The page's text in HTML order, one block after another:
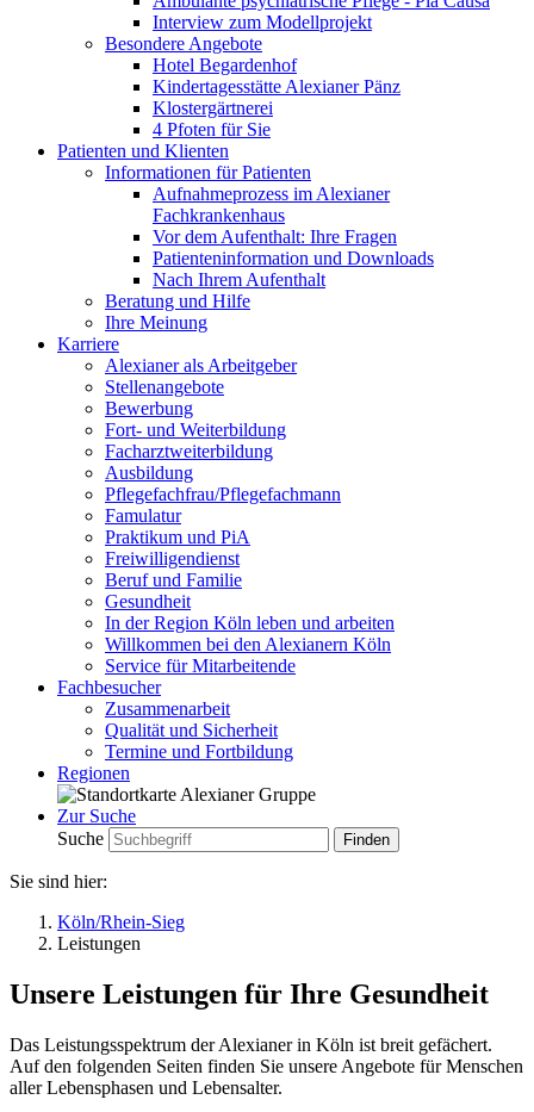
Interview zum Modellprojekt
Besondere Angebote
Hotel Begardenhof
Kindertagesstätte Alexianer Pänz
Klostergärtnerei
4 Pfoten für Sie
Patienten und Klienten
Informationen für Patienten
Aufnahmeprozess im Alexianer
Fachkrankenhaus
Vor dem Aufenthalt: Ihre Fragen
Patienteninformation und Downloads
Nach Ihrem Aufenthalt
Beratung und Hilfe
Ihre Meinung
Karriere
Alexianer als Arbeitgeber
Stellenangebote
Bewerbung
Fort- und Weiterbildung
Facharztweiterbildung
Ausbildung
Pflegefachfrau/Pflegefachmann
Famulatur
Praktikum und PiA
Freiwilligendienst
Beruf und Familie
Gesundheit
In der Region Köln leben und arbeiten
Willkommen bei den Alexianern Köln
Service für Mitarbeitende
Fachbesucher
Zusammenarbeit
Qualität und Sicherheit
Termine und Fortbildung
Regionen
Zur Suche
Suche
Sie sind hier:
Köln/Rhein-Sieg
Leistungen
Unsere Leistungen für Ihre Gesundheit
Das Leistungsspektrum der Alexianer in Köln ist breit gefächert.
Auf den folgenden Seiten finden Sie unsere Angebote für Menschen
aller Lebensphasen und Lebensalter.